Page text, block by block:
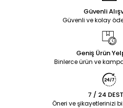
Güvenli
Güvenli ve kolay
Geniş Ürün
Binlerce ürün ve
7 / 24
Öneri ve şikayetlerinizi